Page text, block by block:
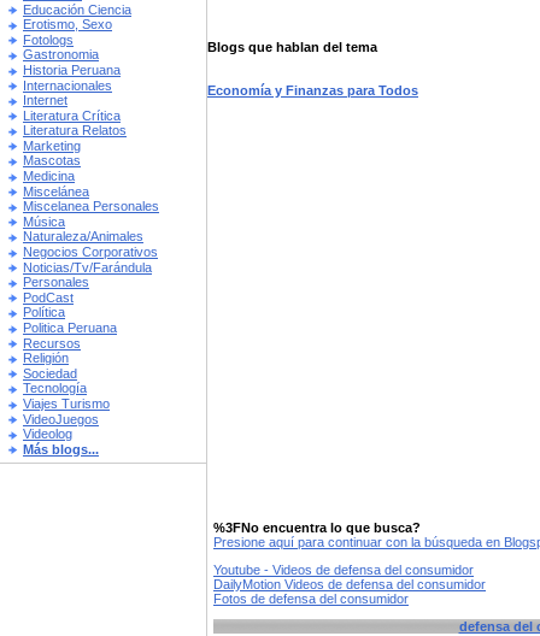
Educación Ciencia
Erotismo, Sexo
Fotologs
Gastronomia
Historia Peruana
Internacionales
Internet
Literatura Crítica
Literatura Relatos
Marketing
Mascotas
Medicina
Miscelánea
Miscelanea Personales
Música
Naturaleza/Animales
Negocios Corporativos
Noticias/Tv/Farándula
Personales
PodCast
Política
Politica Peruana
Recursos
Religión
Sociedad
Tecnología
Viajes Turismo
VideoJuegos
Videolog
Más blogs...
Blogs que hablan del tema
Economía y Finanzas para Todos
%3FNo encuentra lo que busca?
Presione aquí para continuar con la búsqueda en
Youtube - Videos de defensa del consumidor
DailyMotion Videos de defensa del consumidor
Fotos de defensa del consumidor
defensa del